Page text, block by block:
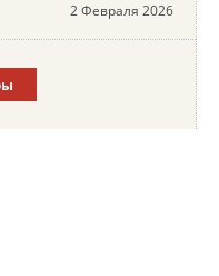
2 Февраля 2026